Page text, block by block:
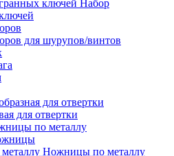
Набор
для шурупов/винтов
для отвертки
для отвертки
по металлу
Ножницы по металлу